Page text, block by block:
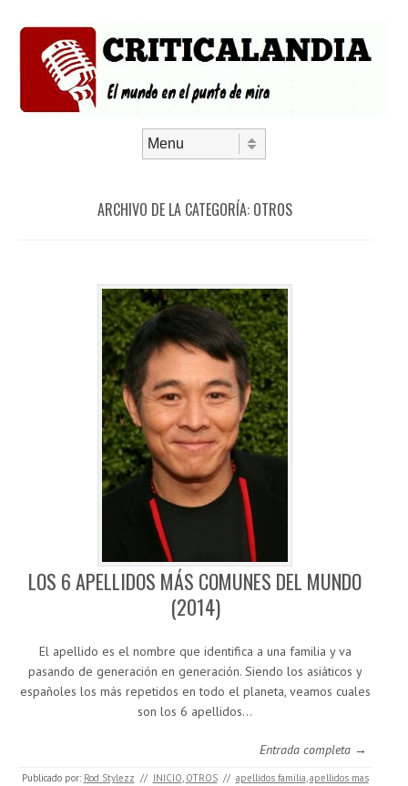
ARCHIVO DE LA CATEGORÍA: OTROS
LOS 6 APELLIDOS MÁS COMUNES DEL MUNDO
(2014)
El apellido es el nombre que identifica a una familia y va
pasando de generación en generación. Siendo los asiáticos y
españoles los más repetidos en todo el planeta, veamos cuales
son los 6 apellidos…
Entrada completa →
Publicado por: Rod Stylezz // INICIO, OTROS // apellidos familia,apellidos mas